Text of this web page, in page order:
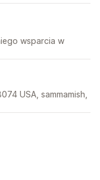
wsparcia w
USA, sammamish,